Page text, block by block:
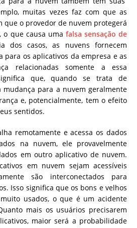
muitas vezes faz com que as
que o provedor de nuvem protegerá
o que causa uma falsa sensação de
dos casos, as nuvens fornecem
os aplicativos da empresa e as
relacionadas somente a essa
que, quando se trata de
mudança para a nuvem geralmente
e, potencialmente, tem o efeito
sentidos.
remotamente e acessa os dados
na nuvem, ele provavelmente
em outro aplicativo de nuvem.
em nuvem sejam acessíveis
são interconectados para
Isso significa que os bons e velhos
muito usados, o que é um acidente
mais os usuários precisarem
maior será a probabilidade